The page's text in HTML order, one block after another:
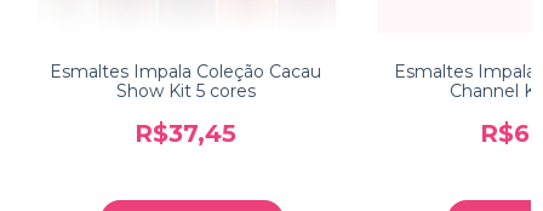
Esmaltes Impala Coleção Cacau
Show Kit 5 cores
R$37,45
Esmaltes Impala
Channel